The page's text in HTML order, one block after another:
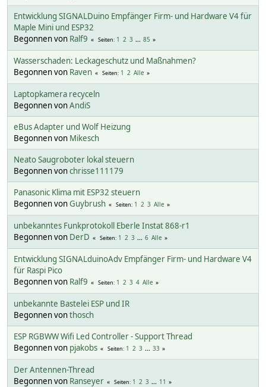
Entwicklung SIGNALDuino Empfänger Firm- und Hardware V4 für
Maple Mini und ESP32
Begonnen von Ralf9 Seiten 1 2 3 ... 85
Wasserschaden: Leckageschutz und Maßnahmen?
Begonnen von Raven Seiten 1 2 Alle
Laptopkamera recyceln
Begonnen vonAndiS
eBus Adapter und Wolf Heizung
Begonnen von Mikesch
Neato Saugroboter lokal steuern
Begonnen vonchrisse111179
Panasonic Klima mit ESP32 steuern
Begonnen vonGuybrush Seiten 1 2 3 Alle
unbekanntes Funkprotokoll Eberle Instat 868-r1
Begonnen von DerD Seiten 1 2 3 ... 6 Alle
Entwicklung SIGNALduinoAdv Empfänger Firm- und Hardware V4
für Raspi Pico
Begonnen von Ralf9 Seiten 1 2 3 4 Alle
unbekannte Bastelei ESP und IR
Begonnen vonthosch
ESP RGBWW Wifi Led Controller - Support Thread
Begonnen von pjakobs Seiten 1 2 3 ... 33
Der Antennen-Thread
Begonnen von Ranseyer Seiten 1 2 3 ... 11